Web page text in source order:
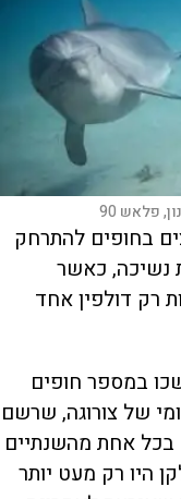
פלאש 90
בחופים להתרחק
נשיכה, כאשר
רק דולפין אחד
שננשכו במספר חופים
של צורוגה, שרשם
בכל אחת מהשנתיים
היו רק מעט יותר